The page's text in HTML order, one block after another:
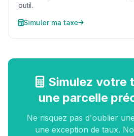
outil.
Simuler ma taxe
Simulez votre
une parcelle
Ne risquez pas d'oublier
une exception de taux.